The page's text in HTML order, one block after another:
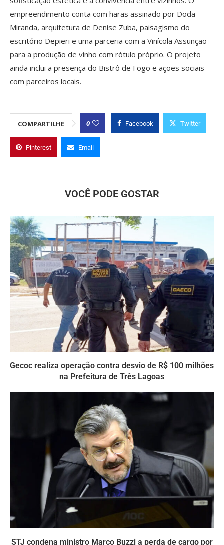
empreendimento conta com haras assinado por Doda
Miranda, arquitetura de Denise Zuba, paisagismo do
escritório Depieri e uma parceria com a Vinícola Assunção
para a produção de vinho com rótulo próprio. O projeto
ainda inclui a presença do Bistrô de Fogo e ações sociais
com parceiros locais.
COMPARTILHE 0 Facebook Twitter
Pinterest Email
VOCÊ PODE GOSTAR
Gecoc realiza operação contra desvio de R$ 100 milhões
na Prefeitura de Três Lagoas
STJ condena ministro Marco Buzzi a perda de cargo por